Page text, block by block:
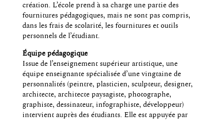
création. L’école prend à sa charge une partie des
fournitures pédagogiques, mais ne sont pas compris,
dans les frais de scolarité, les fournitures et outils
personnels de l’étudiant.
Équipe pédagogique
Issue de l’enseignement supérieur artistique, une
équipe enseignante spécialisée d’une vingtaine de
personnalités (peintre, plasticien, sculpteur, designer,
architecte, architecte paysagiste, photographe,
graphiste, dessinateur, infographiste, développeur)
intervient auprès des étudiants. Elle est appuyée par